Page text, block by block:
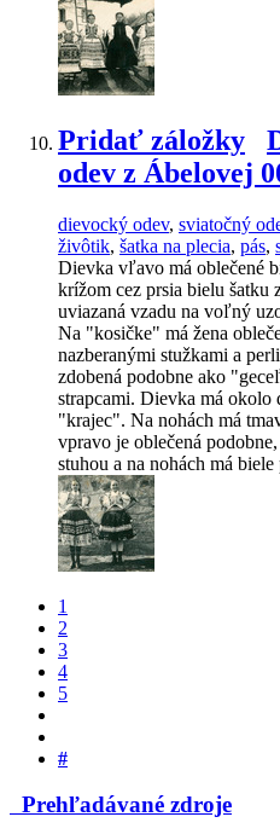
Pridať záložky
odev z Ábelovej
dievocký odev, sviatočný
živôtik, šatka na plecia, pás,
Dievka vľavo má oblečené
krížom cez prsia bielu
uviazaná vzadu na voľný
Na "kosičke" má žena
nazberanými stužkami a
zdobená podobne ako
strapcami. Dievka má okolo
"krajec". Na nohách má
vpravo je oblečená
stuhou a na nohách má biele
1
2
3
4
5
#
Prehľadávané zdroje